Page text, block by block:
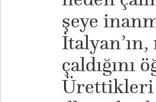
şeye
çaldığını
Ürettikleri